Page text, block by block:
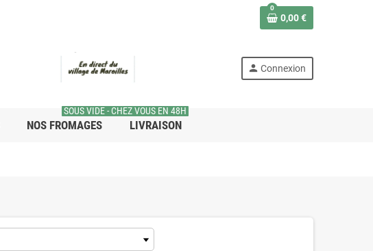
0
0,00 €
person Connexion
NOS FROMAGES LIVRAISON
SOUS VIDE - CHEZ VOUS EN 48H